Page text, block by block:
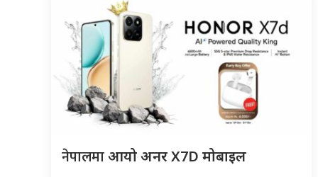
नेपालमाआयो अनर X7D मोबाइल